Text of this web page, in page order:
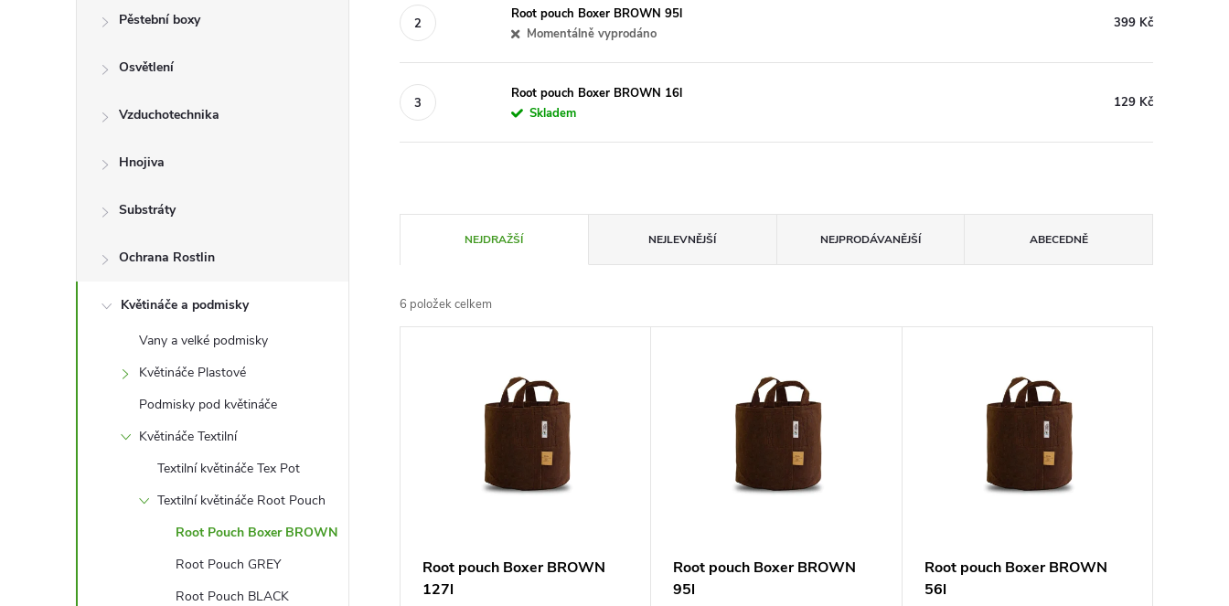
Pěstební boxy
Osvětlení
Vzduchotechnika
Hnojiva
Substráty
Ochrana Rostlin
Květináče a podmisky
Vany a velké podmisky
Květináče Plastové
Podmisky pod květináče
Květináče Textilní
Textilní květináče Tex Pot
Textilní květináče Root Pouch
Root Pouch Boxer BROWN
Root Pouch GREY
Root Pouch BLACK
Root pouch Boxer BROWN 95l
Momentálně vyprodáno
399 Kč
Root pouch Boxer BROWN 16l
Skladem
129 Kč
a
z
NEJDRAŽŠÍ NEJLEVNĚJŠÍ NEJPRODÁVANĚJŠÍ ABECEDNĚ
6 položek celkem
Root pouch Boxer BROWN
127l
Root pouch Boxer BROWN
95l
Root pouch Boxer BROWN
56l